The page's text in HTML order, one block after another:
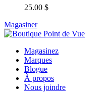
25.00 $
Magasiner
Magasinez
Marques
Blogue
À propos
Nous joindre